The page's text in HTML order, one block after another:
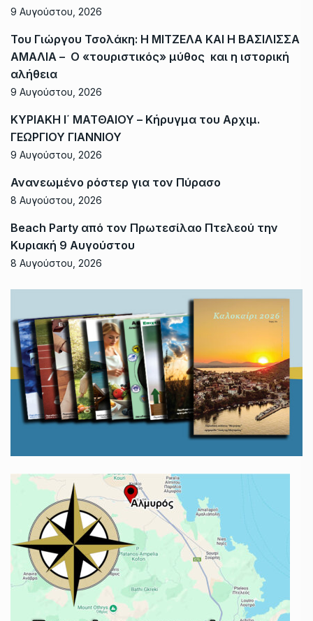
9 Αυγούστου, 2026
Του Γιώργου Τσολάκη: Η ΜΙΤΖΕΛΑ ΚΑΙ Η ΒΑΣΙΛΙΣΣΑ
ΑΜΑΛΙΑ – Ο «τουριστικός» μύθος και η ιστορική
αλήθεια
9 Αυγούστου, 2026
ΚΥΡΙΑΚΗ Ι΄ ΜΑΤΘΑΙΟΥ – Κήρυγμα του Αρχιμ.
ΓΕΩΡΓΙΟΥ ΓΙΑΝΝΙΟΥ
9 Αυγούστου, 2026
Ανανεωμένο ρόστερ για τον Πύρασο
8 Αυγούστου, 2026
Beach Party από τον Πρωτεσίλαο Πτελεού την
Κυριακή 9 Αυγούστου
8 Αυγούστου, 2026